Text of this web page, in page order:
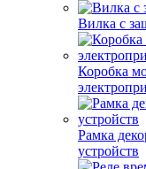
Вилка с
Коробка
Рамка
устройств